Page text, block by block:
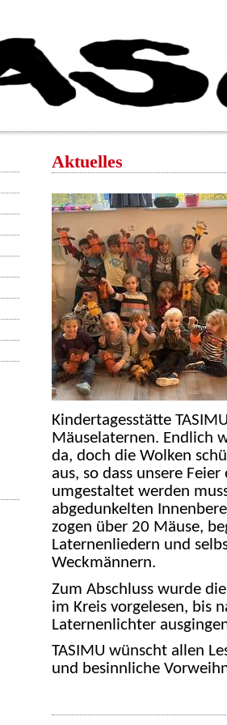
Aktuelles
Kindertagesstätte
Mäuselaternen. Endlich
da, doch die Wolken
aus, so dass unsere
umgestaltet werden
abgedunkelten
zogen über 20 Mäuse,
Laternenliedern und
Weckmännern.
Zum Abschluss wurde
im Kreis vorgelesen, bis
Laternenlichter
TASIMU wünscht allen
und besinnliche